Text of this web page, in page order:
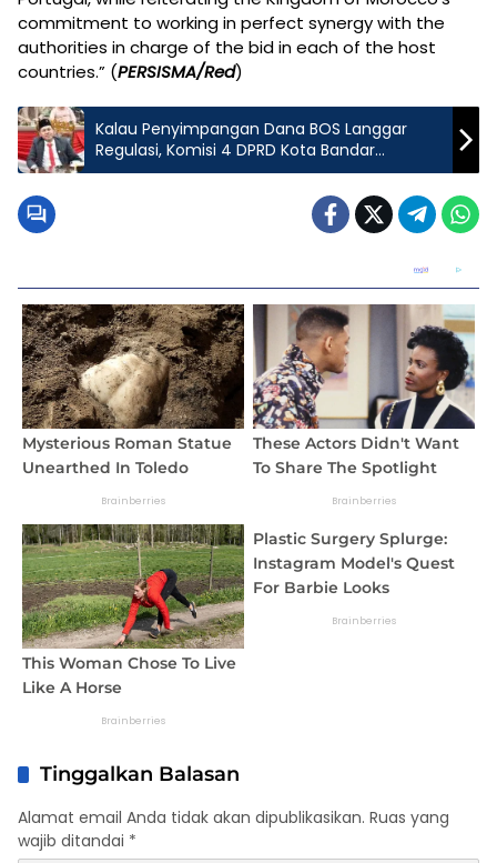
commitment to working in perfect synergy with the
authorities in charge of the bid in each of the host
countries.” (PERSISMA/Red)
Kalau Penyimpangan Dana BOS Langgar
Regulasi, Komisi 4 DPRD Kota Bandar
Lampung Desak APH Lakukan Pemeriksaan
Tinggalkan Balasan
Alamat email Anda tidak akan dipublikasikan. Ruas yang
wajib ditandai *